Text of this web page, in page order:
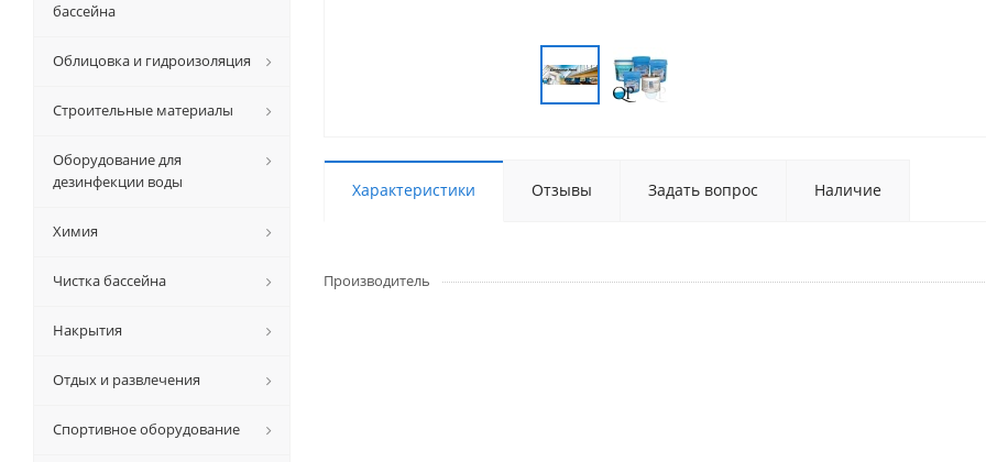
Характеристики Отзывы Задать вопрос Наличие
Производитель
бассейна
Облицовка и гидроизоляция
Строительные материалы
Оборудование для
дезинфекции воды
Химия
Чистка бассейна
Накрытия
Отдых и развлечения
Спортивное оборудование